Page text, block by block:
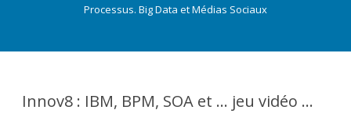
Processus. Big Data et Médias Sociaux
Innov8 : IBM, BPM, SOA et … jeu vidéo …